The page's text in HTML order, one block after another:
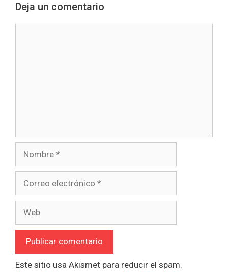
Deja un comentario
Este sitio usa Akismet para reducir el spam.